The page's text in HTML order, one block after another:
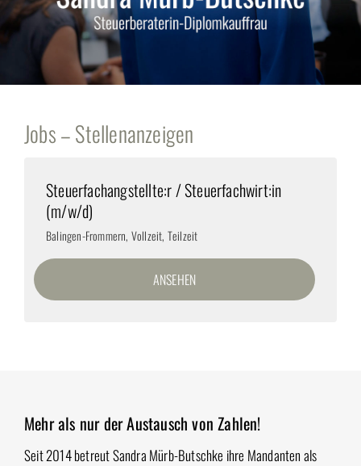
Jobs – Stellenanzeigen
Steuerfachangstellte:r / Steuerfachwirt:in
(m/w/d)
Balingen-Frommern, Vollzeit, Teilzeit
ANSEHEN
Mehr als nur der Austausch von Zahlen!
Seit 2014 betreut Sandra Mürb-Butschke ihre Mandanten als